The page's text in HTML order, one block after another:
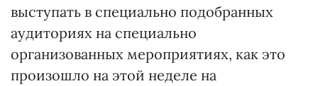
выступать в специально подобранных
аудиториях на специально
организованных мероприятиях, как это
произошло на этой неделе на